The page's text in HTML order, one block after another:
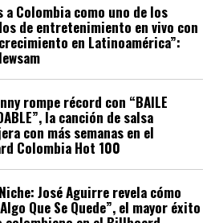
a Colombia como uno de los
de entretenimiento en vivo con
en Latinoamérica”:
rompe récord con “BAILE
la canción de salsa
con más semanas en el
Colombia Hot 100
José Aguirre revela cómo
Que Se Quede”, el mayor éxito